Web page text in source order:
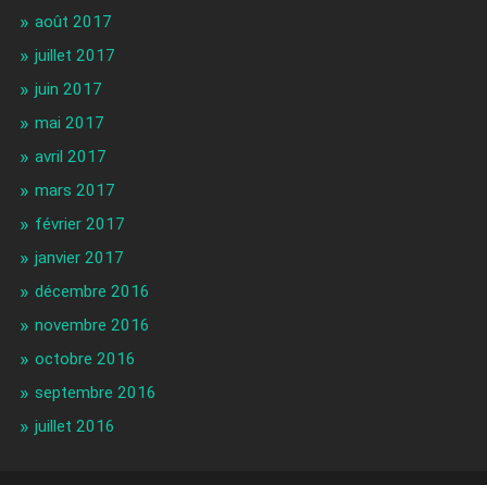
août 2017
juillet 2017
juin 2017
mai 2017
avril 2017
mars 2017
février 2017
janvier 2017
décembre 2016
novembre 2016
octobre 2016
septembre 2016
juillet 2016